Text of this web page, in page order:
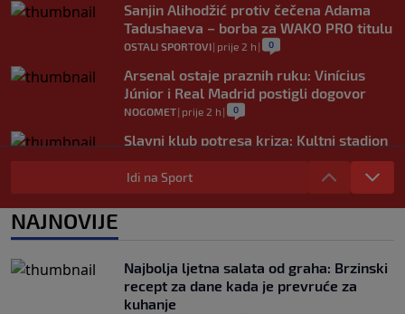
Sanjin Alihodžić protiv čečena Adama
Tadushaeva – borba za WAKO PRO titulu
OSTALI SPORTOVI| prije 2 h | 0
Arsenal ostaje praznih ruku: Vinícius
Júnior i Real Madrid postigli dogovor
NOGOMET| prije 2 h | 0
Slavni klub potresa kriza: Kultni stadion
u Italiji bit će prazan na početku sezone,
navijači objavili rat upravi
Idi na Sport
NAJNOVIJE
Najbolja ljetna salata od graha: Brzinski
recept za dane kada je prevruće za
kuhanje